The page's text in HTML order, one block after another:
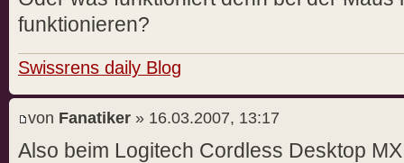
funktionieren?
Swissrens daily Blog
von Fanatiker » 16.03.2007, 13:17
Also beim Logitech Cordless Desktop